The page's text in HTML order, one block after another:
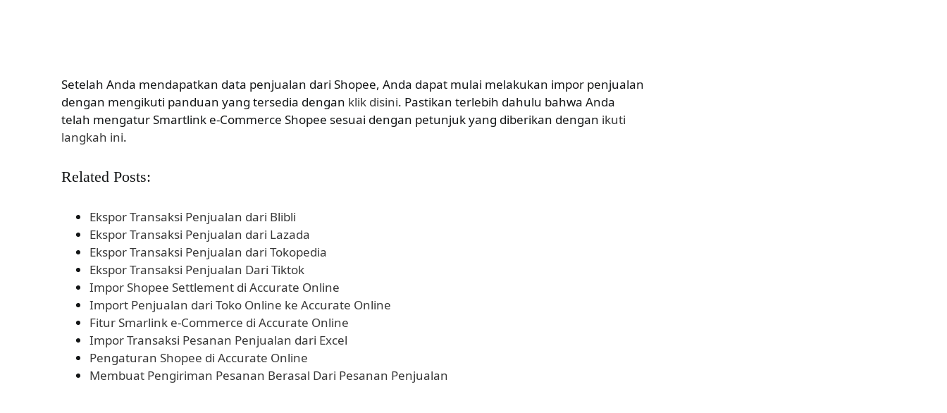
Setelah Anda mendapatkan data penjualan dari Shopee, Anda dapat mulai melakukan impor penjualan
dengan mengikuti panduan yang tersedia dengan klik disini. Pastikan terlebih dahulu bahwa Anda
telah mengatur Smartlink e-Commerce Shopee sesuai dengan petunjuk yang diberikan dengan ikuti
langkah ini.
Related Posts:
Ekspor Transaksi Penjualan dari Blibli
Ekspor Transaksi Penjualan dari Lazada
Ekspor Transaksi Penjualan dari Tokopedia
Ekspor Transaksi Penjualan Dari Tiktok
Impor Shopee Settlement di Accurate Online
Import Penjualan dari Toko Online ke Accurate Online
Fitur Smarlink e-Commerce di Accurate Online
Impor Transaksi Pesanan Penjualan dari Excel
Pengaturan Shopee di Accurate Online
Membuat Pengiriman Pesanan Berasal Dari Pesanan Penjualan